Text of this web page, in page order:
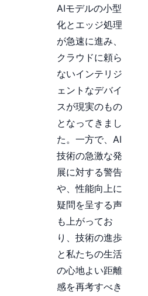
AIモデルの小型
化とエッジ処理
が急速に進み、
クラウドに頼ら
ないインテリジ
ェントなデバイ
スが現実のもの
となってきまし
た。一方で、AI
技術の急激な発
展に対する警告
や、性能向上に
疑問を呈する声
も上がってお
り、技術の進歩
と私たちの生活
の心地よい距離
感を再考すべき